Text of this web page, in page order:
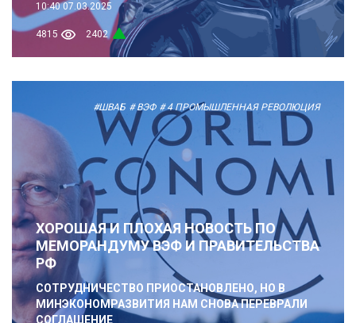
10:40 07.03.2025
4815 2402
#ШВАБ # ВЭФ # 4 ПРОМЫШЛЕННАЯ РЕВОЛЮЦИЯ
ХОРОШАЯ И ПЛОХАЯ НОВОСТЬ ПО
МЕМОРАНДУМУ ВЭФ И ПРАВИТЕЛЬСТВА
РФ
СОТРУДНИЧЕСТВО ПРИОСТАНОВЛЕНО, НО В
МИНЭКОНОМРАЗВИТИЯ НАМ СНОВА ПЕРЕВРАЛИ
СОГЛАШЕНИЕ